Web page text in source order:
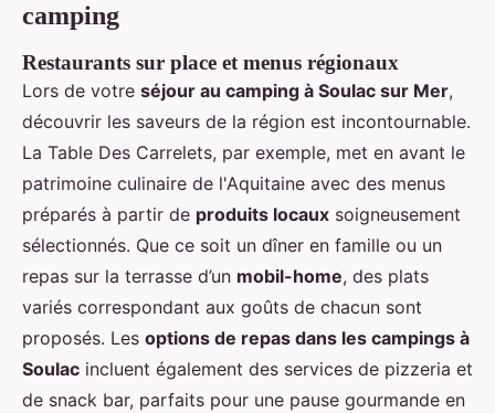
camping
Restaurants sur place et menus régionaux
Lors de votre séjour au camping à Soulac sur Mer,
découvrir les saveurs de la région est incontournable.
La Table Des Carrelets, par exemple, met en avant le
patrimoine culinaire de l'Aquitaine avec des menus
préparés à partir de produits locaux soigneusement
sélectionnés. Que ce soit un dîner en famille ou un
repas sur la terrasse d’un mobil-home, des plats
variés correspondant aux goûts de chacun sont
proposés. Les options de repas dans les campings à
Soulac incluent également des services de pizzeria et
de snack bar, parfaits pour une pause gourmande en